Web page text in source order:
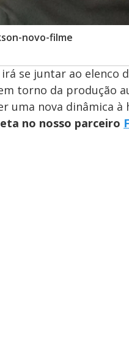
novo-filme
irá se juntar ao elenco
torno da produção
uma nova dinâmica
no nosso parceiro